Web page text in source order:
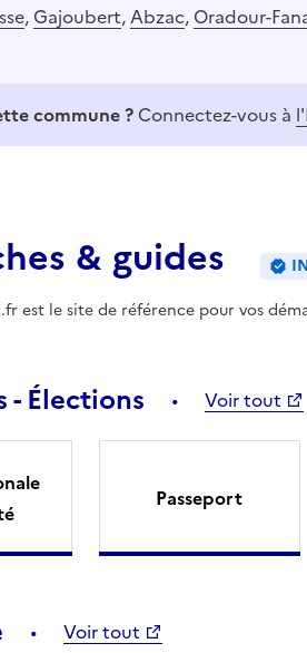
,Gajoubert,Abzac, Oradour-
commune ? Connectez-vous à
& guides
est le site de référence pour vos
- Élections Voir tout
Passeport
Voir tout